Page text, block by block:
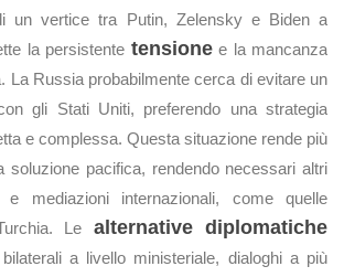
un vertice tra Putin, Zelensky e Biden a
la persistente tensionee la mancanza
La Russia probabilmente cerca di evitare un
gli Stati Uniti, preferendo una strategia
e complessa. Questa situazione rende più
soluzione pacifica, rendendo necessari altri
e mediazioni internazionali, come quelle
Le alternative diplomatiche
a livello ministeriale, dialoghi a più